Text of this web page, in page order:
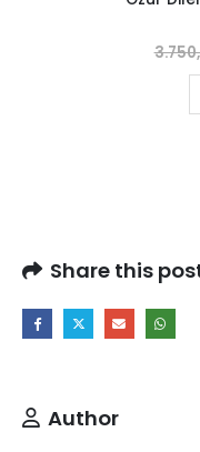
Share this
Author